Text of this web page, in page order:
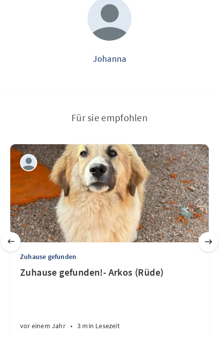
Johanna
Für sie empfohlen
Zuhause gefunden
Zuhause gefunden!- Arkos (Rüde)
vor einem Jahr • 3 min Lesezeit